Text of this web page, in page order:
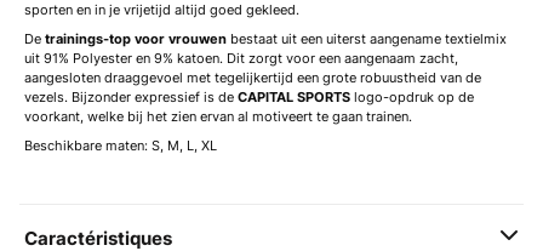
sporten en in je vrijetijd altijd goed gekleed.
De trainings-top voor vrouwen bestaat uit een uiterst aangename textielmix
uit 91% Polyester en 9% katoen. Dit zorgt voor een aangenaam zacht,
aangesloten draaggevoel met tegelijkertijd een grote robuustheid van de
vezels. Bijzonder expressief is de CAPITAL SPORTS logo-opdruk op de
voorkant, welke bij het zien ervan al motiveert te gaan trainen.
Beschikbare maten: S, M, L, XL
Caractéristiques